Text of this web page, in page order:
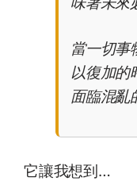
當一切事
以復加的
面臨混亂
它讓我想到…